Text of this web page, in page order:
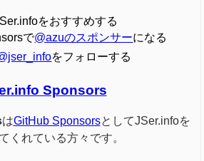
をおすすめする
で@azuのスポンサーになる
をフォローする
Sponsors
はGitHub SponsorsとしてJSer.infoを
くれている方々です。